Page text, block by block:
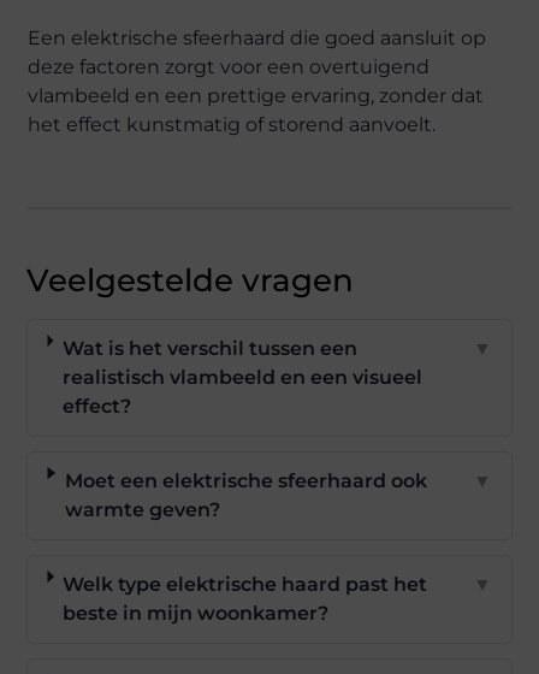
Een elektrische sfeerhaard die goed aansluit op
deze factoren zorgt voor een overtuigend
vlambeeld en een prettige ervaring, zonder dat
het effect kunstmatig of storend aanvoelt.
Veelgestelde vragen
Wat is het verschil tussen een
realistisch vlambeeld en een visueel
effect?
▼
Moet een elektrische sfeerhaard ook
warmte geven?
▼
Welk type elektrische haard past het
beste in mijn woonkamer?
▼